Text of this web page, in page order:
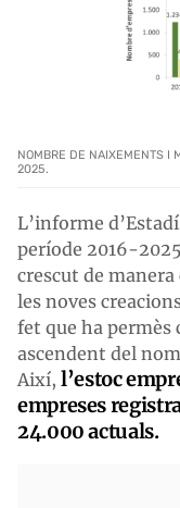
NOMBRE DE NAIXEMENTS I
2025.
L’informe
període 2016-
crescut de
les noves
fet que ha permès
ascendent del
Així, l’estoc
empreses
24.000 actuals.